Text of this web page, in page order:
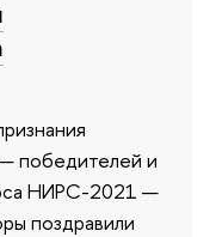
победителей и
НИРС-2021 —
поздравили